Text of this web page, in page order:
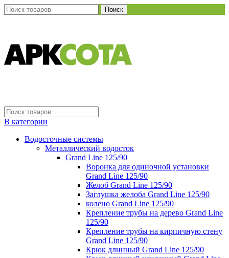
Поиск
В категории
Водосточные системы
Металлический водосток
Grand Line 125/90
Воронка для одиночной установки
Grand Line 125/90
Желоб Grand Line 125/90
Заглушка желоба Grand Line 125/90
колено Grand Line 125/90
Крепление трубы на дерево Grand Line
125/90
Крепление трубы на кирпичную стену
Grand Line 125/90
Крюк длинный Grand Line 125/90